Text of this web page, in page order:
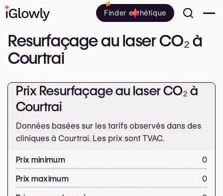
Finder esthétique
Resurfaçage au laser CO₂ à
Courtrai
Prix Resurfaçage au laser CO₂ à
Courtrai
Données basées sur les tarifs observés dans des
cliniques à Courtrai. Les prix sont TVAC.
Prix minimum
0
Prix maximum
0